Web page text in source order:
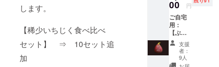
します。
【稀少いちじく食べ比べ
セット】 ⇒ 10セット追
加
毎日、農業
を通じて社
会への貢
献、しあわ
に割り
当てさ
せてい
ただき
ます。
まとめ
します
ので発
送時期
は10月
～11月
頃にな
りま
手でも
ぎ取り
体験が
できま
す。
（希少
種いち
じくの
試食付
00 円
ご自宅
用：
【ぶど
うを肥
料にし
た しあ
わせ無
支援
者：
9人